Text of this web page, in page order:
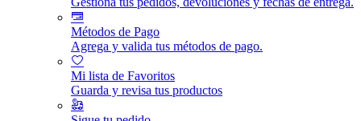
Métodos de Pago
Agrega y valida tus métodos de pago.
Mi lista de Favoritos
Guarda y revisa tus productos